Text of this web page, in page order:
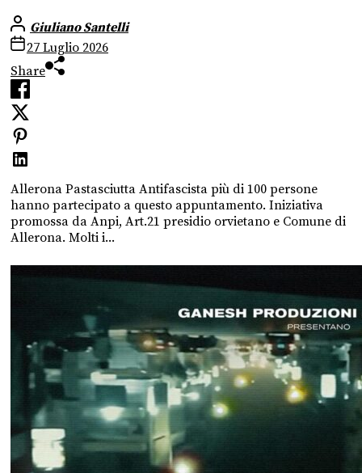
Giuliano Santelli
27 Luglio 2026
Share
Allerona Pastasciutta Antifascista più di 100 persone
hanno partecipato a questo appuntamento. Iniziativa
promossa da Anpi, Art.21 presidio orvietano e Comune di
Allerona. Molti i...